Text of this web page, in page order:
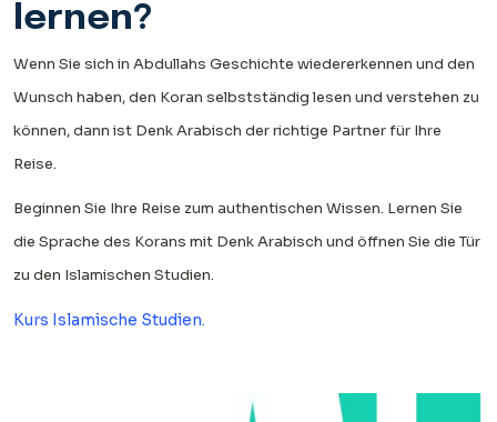
lernen?
Wenn Sie sich in Abdullahs Geschichte wiedererkennen und den
Wunsch haben, den Koran selbstständig lesen und verstehen zu
können, dann ist Denk Arabisch der richtige Partner für Ihre
Reise.
Beginnen Sie Ihre Reise zum authentischen Wissen. Lernen Sie
die Sprache des Korans mit Denk Arabisch und öffnen Sie die Tür
zu den Islamischen Studien.
Kurs Islamische Studien.